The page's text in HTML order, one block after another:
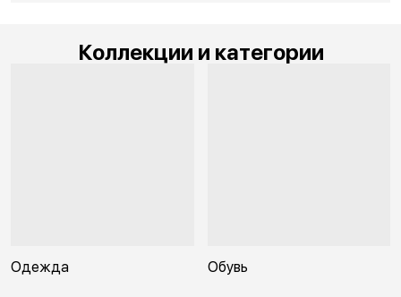
Коллекции и категории
Одежда Обувь